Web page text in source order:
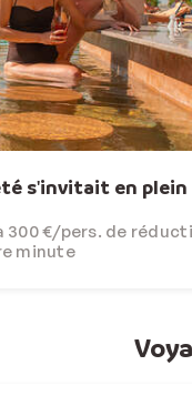
s'invitait en plein
300 €/pers. de
minute